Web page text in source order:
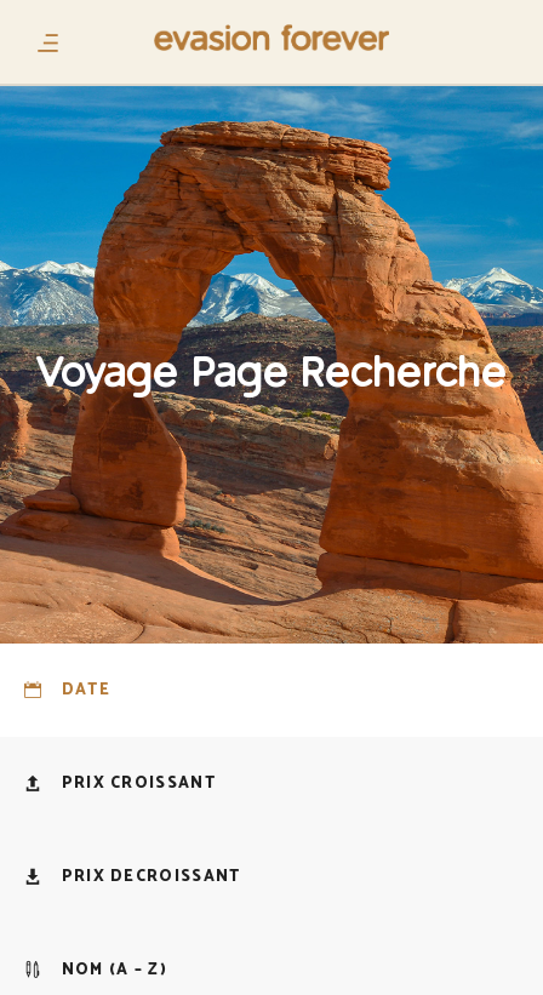
Voyage Page Recherche
DATE
PRIX CROISSANT
PRIX DECROISSANT
NOM (A – Z)